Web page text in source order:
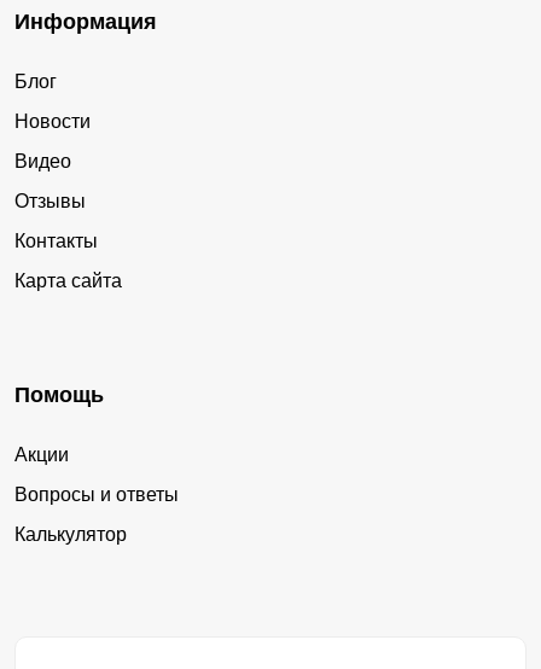
Информация
Блог
Новости
Видео
Отзывы
Контакты
Карта сайта
Помощь
Акции
Вопросы и ответы
Калькулятор